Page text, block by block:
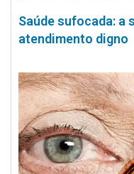
Saúde sufocada: a
atendimento digno